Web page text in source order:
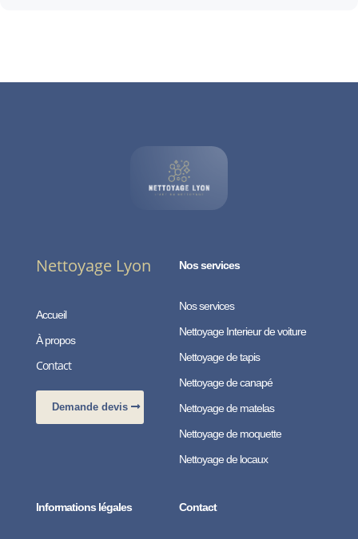
Nettoyage Lyon
Accueil
À propos
Contact
Demande devis
Nos services
Nos services
Nettoyage Interieur de voiture
Nettoyage de tapis
Nettoyage de canapé
Nettoyage de matelas
Nettoyage de moquette
Nettoyage de locaux
Informations légales Contact